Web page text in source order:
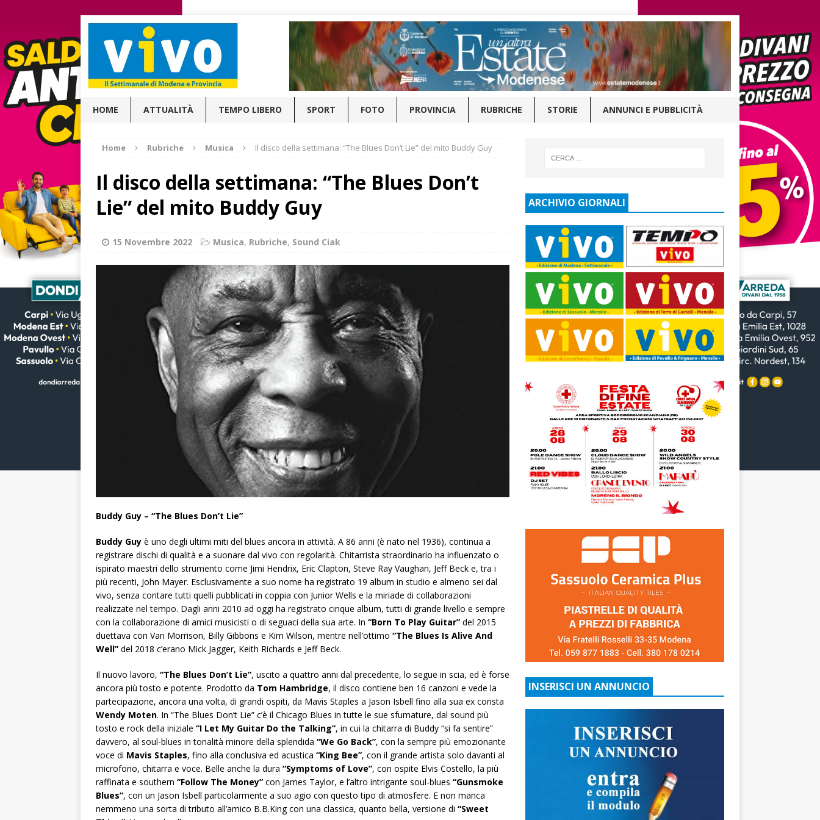
HOME ATTUALITÀ TEMPO LIBERO SPORT FOTO PROVINCIA RUBRICHE STORIE ANNUNCI E PUBBLICITÀ
Home Rubriche Musica Il disco della settimana: “The Blues Don’t Lie” del mito Buddy Guy
Il disco della settimana: “The Blues Don’t
Lie” del mito Buddy Guy
15 Novembre 2022 Musica, Rubriche, Sound Ciak
Buddy Guy – “The Blues Don’t Lie”
Buddy Guy è uno degli ultimi miti del blues ancora in attività. A 86 anni (è nato nel 1936), continua a
registrare dischi di qualità e a suonare dal vivo con regolarità. Chitarrista straordinario ha influenzato o
ispirato maestri dello strumento come Jimi Hendrix, Eric Clapton, Steve Ray Vaughan, Jeff Beck e, tra i
più recenti, John Mayer. Esclusivamente a suo nome ha registrato 19 album in studio e almeno sei dal
vivo, senza contare tutti quelli pubblicati in coppia con Junior Wells e la miriade di collaborazioni
realizzate nel tempo. Dagli anni 2010 ad oggi ha registrato cinque album, tutti di grande livello e sempre
con la collaborazione di amici musicisti o di seguaci della sua arte. In “Born To Play Guitar” del 2015
duettava con Van Morrison, Billy Gibbons e Kim Wilson, mentre nell’ottimo “The Blues Is Alive And
Well” del 2018 c’erano Mick Jagger, Keith Richards e Jeff Beck.
Il nuovo lavoro, “The Blues Don’t Lie”, uscito a quattro anni dal precedente, lo segue in scia, ed è forse
ancora più tosto e potente. Prodotto da Tom Hambridge, il disco contiene ben 16 canzoni e vede la
partecipazione, ancora una volta, di grandi ospiti, da Mavis Staples a Jason Isbell fino alla sua ex corista
Wendy Moten. In “The Blues Don’t Lie” c’è il Chicago Blues in tutte le sue sfumature, dal sound più
tosto e rock della iniziale “I Let My Guitar Do the Talking”, in cui la chitarra di Buddy “si fa sentire”
davvero, al soul-blues in tonalità minore della splendida “We Go Back”, con la sempre più emozionante
voce di Mavis Staples, fino alla conclusiva ed acustica “King Bee”, con il grande artista solo davanti al
microfono, chitarra e voce. Belle anche la dura “Symptoms of Love”, con ospite Elvis Costello, la più
raffinata e southern “Follow The Money” con James Taylor, e l’altro intrigante soul-blues “Gunsmoke
Blues”, con un Jason Isbell particolarmente a suo agio con questo tipo di atmosfere. E non manca
nemmeno una sorta di tributo all’amico B.B.King con una classica, quanto bella, versione di “Sweet
ARCHIVIO GIORNALI
INSERISCI UN ANNUNCIO